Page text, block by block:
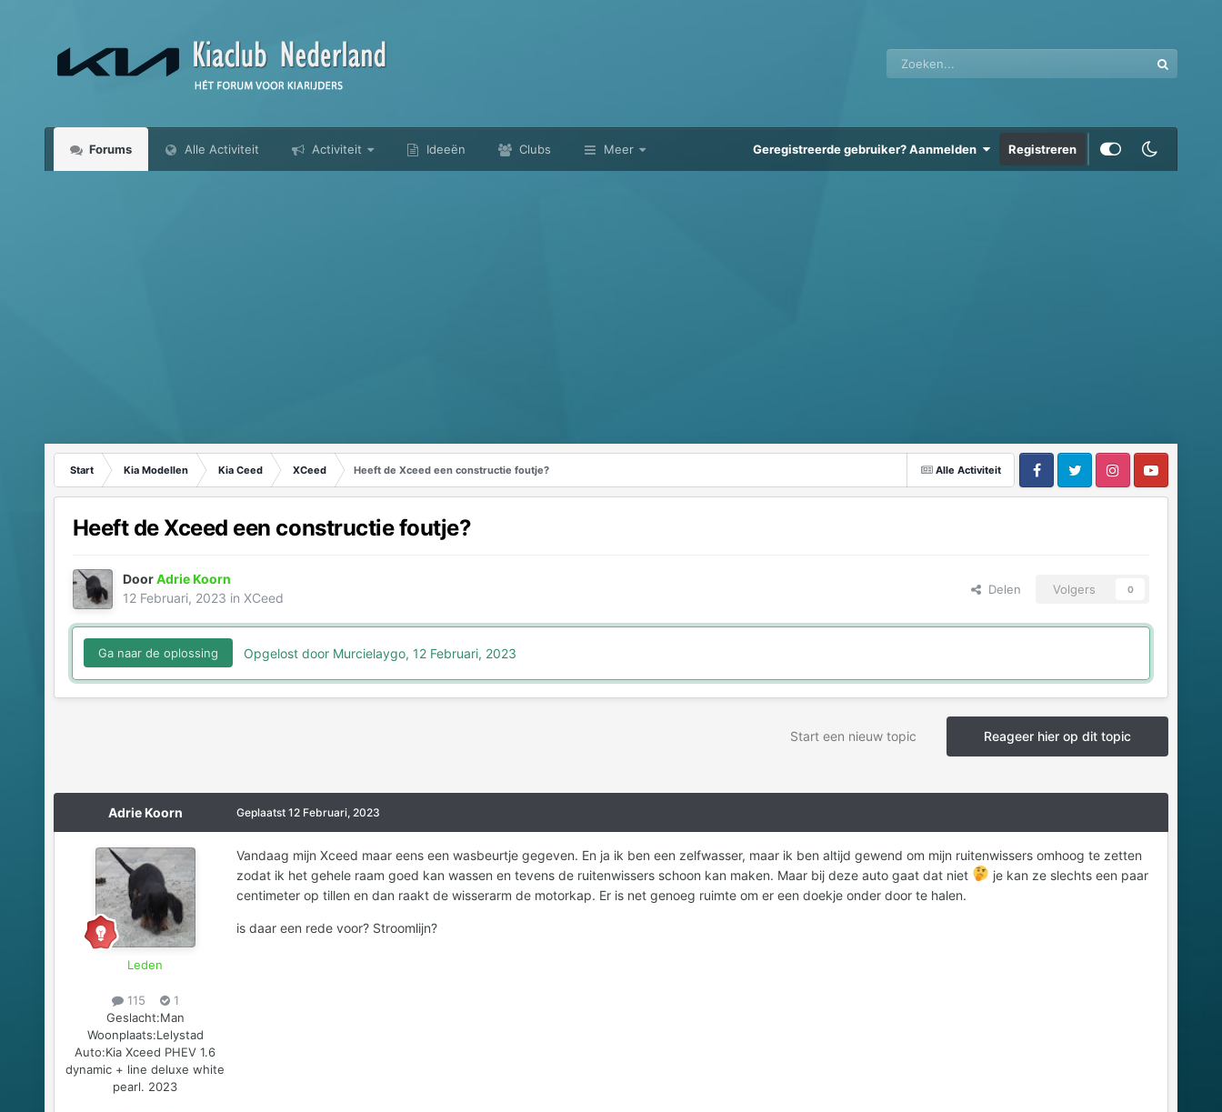
Forums Alle Activiteit Activiteit Ideeën Clubs Meer Geregistreerde gebruiker? Aanmelden Registreren
Alle Activiteit
Start Kia Modellen Kia Ceed XCeed Heeft de Xceed een constructie foutje?
Heeft de Xceed een constructie foutje?
DoorAdrie Koorn
12 Februari, 2023 in XCeed
Delen Volgers 0
Ga naar de oplossing Opgelost door Murcielaygo, 12 Februari, 2023
Reageer hier op dit topic
Start een nieuw topic
Adrie Koorn
Leden
115
1
Geslacht:Man
Woonplaats:Lelystad
Auto:Kia Xceed PHEV 1.6
dynamic + line deluxe white
pearl. 2023
Geplaatst 12 Februari, 2023
Vandaag mijn Xceed maar eens een wasbeurtje gegeven. En ja ik ben een zelfwasser, maar ik ben altijd gewend om mijn ruitenwissers omhoog te zetten
zodat ik het gehele raam goed kan wassen en tevens de ruitenwissers schoon kan maken. Maar bij deze auto gaat dat niet
je kan ze slechts een paar
centimeter op tillen en dan raakt de wisserarm de motorkap. Er is net genoeg ruimte om er een doekje onder door te halen.
is daar een rede voor? Stroomlijn?